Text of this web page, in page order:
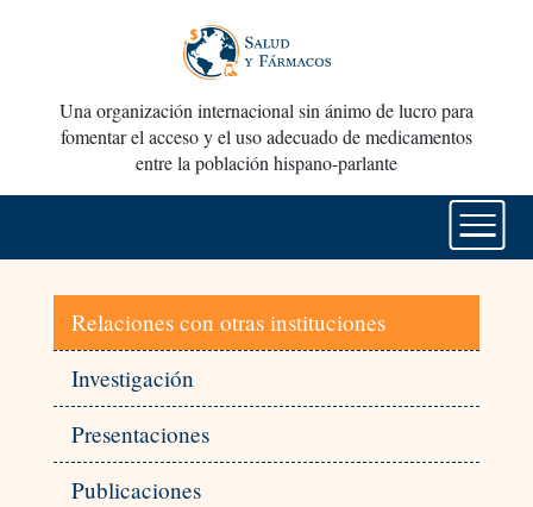
Una organización internacional sin ánimo de lucro para
fomentar el acceso y el uso adecuado de medicamentos
entre la población hispano-parlante
Relaciones con otras instituciones
Investigación
Presentaciones
Publicaciones